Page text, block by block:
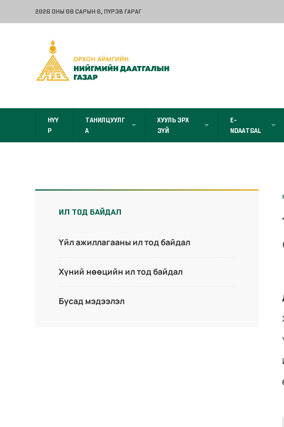
2026 ОНЫ 08 САРЫН 6, ПҮРЭВ ГАРАГ
НҮҮ
Р
ТАНИЛЦУУЛГ
А
ХУУЛЬ ЭРХ
ЗҮЙ
E-
NDAATGAL
ИЛ ТОД БАЙДАЛ
Үйл ажиллагааны ил тод байдал
Хүний нөөцийн ил тод байдал
Бусад мэдээлэл